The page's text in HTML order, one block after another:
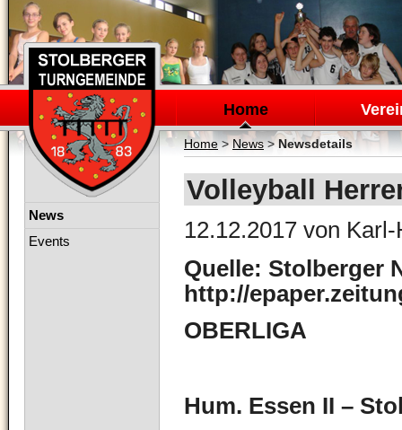
Navigation
überspringen
Home
Home> News>Newsdetails
Volleyball
12.12.2017 von
Quelle: Stolberger
http://
OBERLIGA
Hum. Essen II –
Navigation
News
Events